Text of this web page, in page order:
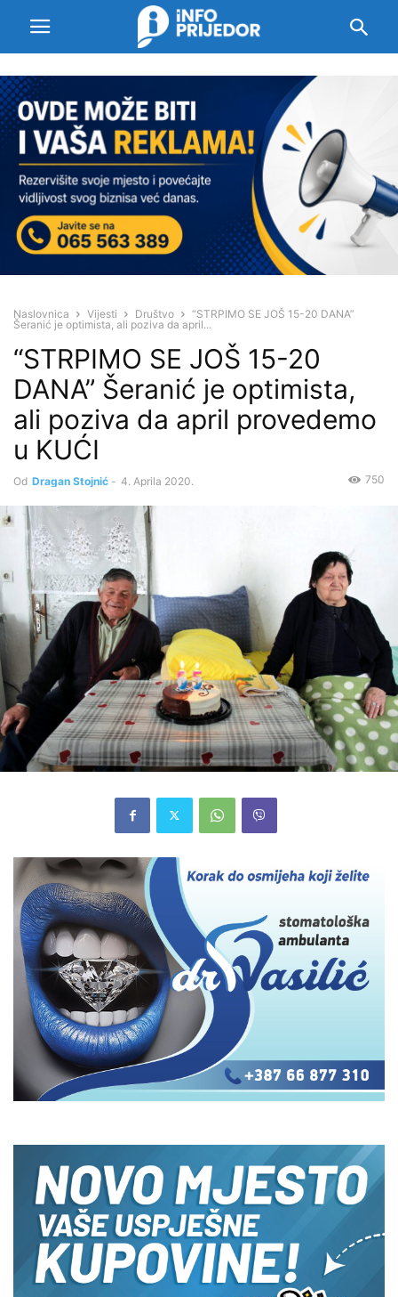
Naslovnica Vijesti Društvo
“STRPIMO SE JOŠ 15-20 DANA”
Šeranić je optimista, ali poziva da april...
“STRPIMO SE JOŠ 15-20
DANA” Šeranić je optimista,
ali poziva da april provedemo
u KUĆI
Od Dragan Stojnić - 4. Aprila 2020. 750